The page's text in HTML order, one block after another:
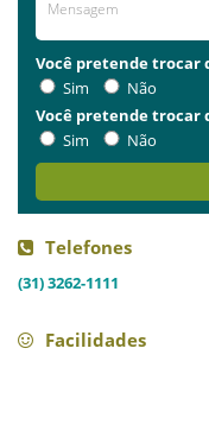
Você pretende trocar
Sim
Não
Você pretende trocar
Sim
Não
Telefones
(31) 3262-1111
Facilidades